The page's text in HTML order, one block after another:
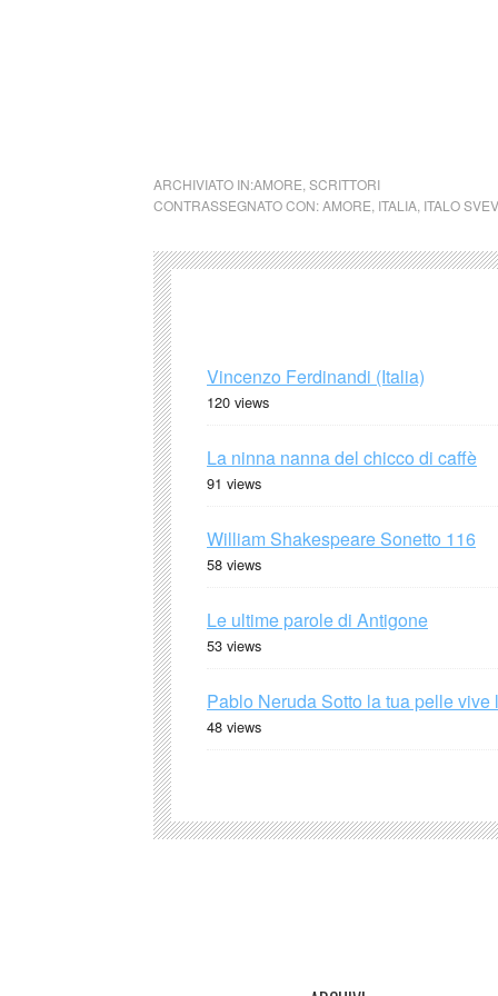
ARCHIVIATO IN:AMORE SCRITTORI
CONTRASSEGNATO CON:AMORE ITALIA ITALO
Vincenzo Ferdinandi (Italia)
120 views
La ninna nanna del chicco di caffè
91 views
William Shakespeare Sonetto 116
58 views
Le ultime parole di Antigone
53 views
Pablo Neruda Sotto la tua pelle vive
48 views